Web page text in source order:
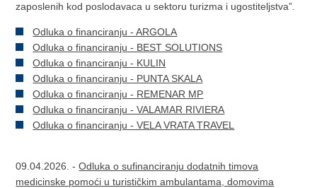
zaposlenih kod poslodavaca u sektoru turizma i ugostiteljstva”.
Odluka o financiranju - ARGOLA
Odluka o financiranju - BEST SOLUTIONS
Odluka o financiranju - KULIN
Odluka o financiranju - PUNTA SKALA
Odluka o financiranju - REMENAR MP
Odluka o financiranju - VALAMAR RIVIERA
Odluka o financiranju - VELA VRATA TRAVEL
09.04.2026. -Odluka o sufinanciranju dodatnih timova
medicinske pomoći u turističkim ambulantama, domovima